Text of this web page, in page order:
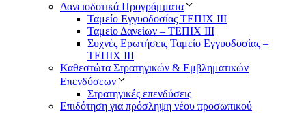
Δανειοδοτικά Προγράμματα
Ταμείο Εγγυοδοσίας ΤΕΠΙΧ ΙΙΙ
Ταμείο Δανείων – ΤΕΠΙΧ ΙΙΙ
Συχνές Ερωτήσεις Ταμείο Εγγυοδοσίας –
ΤΕΠΙΧ ΙΙΙ
Καθεστώτα Στρατηγικών & Εμβληματικών
Επενδύσεων
Στρατηγικές επενδύσεις
Επιδότηση για πρόσληψη νέου προσωπικού